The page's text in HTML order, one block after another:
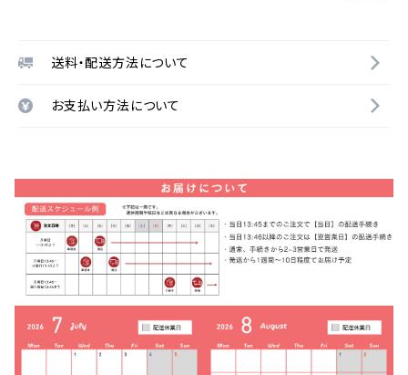
送料・配送方法について
お支払い方法について